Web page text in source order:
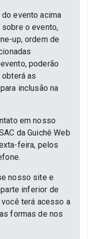
evento acima
o evento,
up, ordem de
poderão
as
inclusão na
em nosso
da Guichê Web
feira, pelos
nosso site e
inferior de
terá acesso a
formas de nos